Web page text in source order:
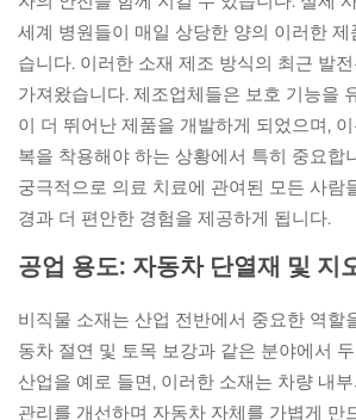
세계 병원들이 매일 상당한 양의 이러한 제
습니다. 이러한 소재 제조 방식의 최근 발
가져왔습니다. 제조업체들은 보호 기능을
이 더 뛰어난 제품을 개발하게 되었으며,
복을 착용해야 하는 상황에서 특히 중요합
궁극적으로 의료 치료에 관여된 모든 사람
경과 더 편안한 경험을 제공하게 됩니다.
공업 용도: 자동차 단열재 및 지
비직물 소재는 산업 전반에서 중요한 역할
동차 절연 및 토목 보강과 같은 분야에서
산업을 예로 들면, 이러한 소재는 차량 내
관리를 개선하며 자동차 자체를 가볍게 만